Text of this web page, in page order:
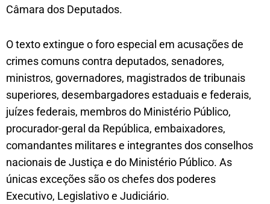
Câmara dos Deputados.
O texto extingue o foro especial em acusações de
crimes comuns contra deputados, senadores,
ministros, governadores, magistrados de tribunais
superiores, desembargadores estaduais e federais,
juízes federais, membros do Ministério Público,
procurador-geral da República, embaixadores,
comandantes militares e integrantes dos conselhos
nacionais de Justiça e do Ministério Público. As
únicas exceções são os chefes dos poderes
Executivo, Legislativo e Judiciário.